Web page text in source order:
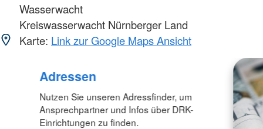
Wasserwacht
Kreiswasserwacht Nürnberger Land
Karte: Link zur Google Maps Ansicht
Adressen
Nutzen Sie unseren Adressfinder, um
Ansprechpartner und Infos über DRK-
Einrichtungen zu finden.